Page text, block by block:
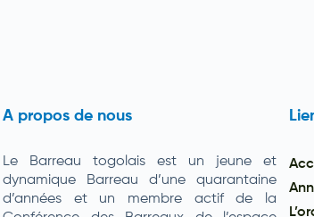
A propos de nous
Le Barreau togolais est un jeune et
dynamique Barreau d’une quarantaine
d’années et un membre actif de la